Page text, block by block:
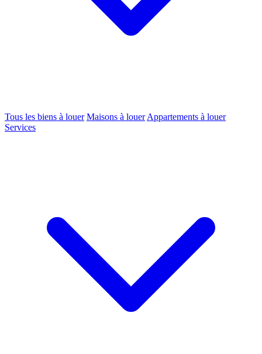
Tous les biens à louer Maisons à louer Appartements à louer
Services